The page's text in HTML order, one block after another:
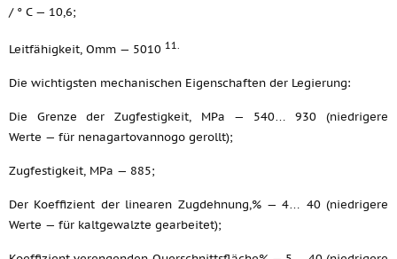
/ ° C — 10,6;
Leitfähigkeit, Omm — 5010 11.
Die wichtigsten mechanischen Eigenschaften der Legierung:
Die Grenze der Zugfestigkeit, MPa — 540… 930 (niedrigere
Werte — für nenagartovannogo gerollt);
Zugfestigkeit, MPa — 885;
Der Koeffizient der linearen Zugdehnung,% — 4… 40 (niedrigere
Werte — für kaltgewalzte gearbeitet);